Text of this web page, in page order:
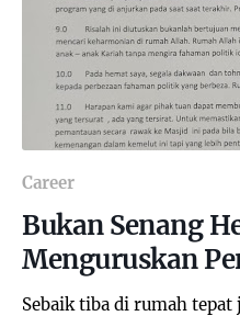
Career
Bukan Senang
Menguruskan
Sebaik tiba di rumah tepat